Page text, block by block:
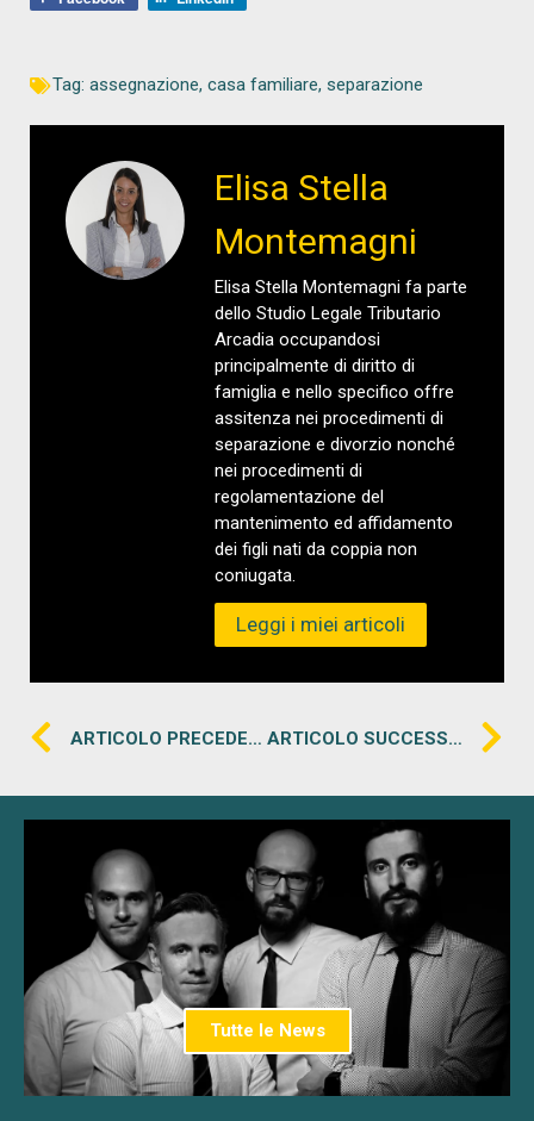
Tag: assegnazione, casa familiare, separazione
Elisa Stella
Montemagni
Elisa Stella Montemagni fa parte
dello Studio Legale Tributario
Arcadia occupandosi
principalmente di diritto di
famiglia e nello specifico offre
assitenza nei procedimenti di
separazione e divorzio nonché
nei procedimenti di
regolamentazione del
mantenimento ed affidamento
dei figli nati da coppia non
coniugata.
Leggi i miei articoli
ARTICOLO PRECEDENTE ARTICOLO SUCCESSIVO
Tutte le News